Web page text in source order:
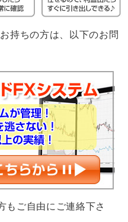
持ちの方は、以下のお問
もご自由にご連絡下さ